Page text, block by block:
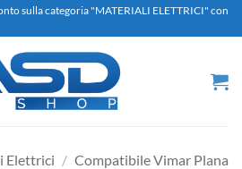
sulla categoria "MATERIALI ELETTRICI" con
Elettrici / Compatibile Vimar Plana